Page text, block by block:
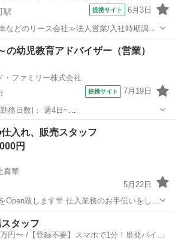
駅
提携サイト 6月3日
などのリース会社≫法人営業/入社時期調整
の切替実績あり♪長期就業ご希望の方へ！ ●
場町駅 営業
の幼児教育アドバイザー（営業）
・ファミリー株式会社
提携サイト 7月19日
09:30~14:00 [勤務地・最寄
務エリア選択可 ワールド・フ...
営業
入れ、販売スタッフ
円
真華
5月22日
Open致します🎊 仕入業務のお手伝いをして
の担
老若男女活躍中👤 隙間時間
タッフ
円〜 /【登録不要】スマホで1分！単発バイト